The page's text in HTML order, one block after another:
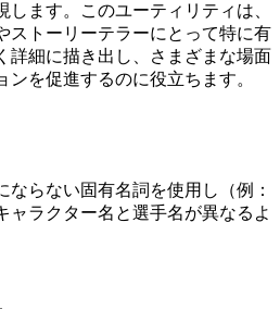
ます。このユーティリティは、
ストーリーテラーにとって特に有
詳細に描き出し、さまざまな場面
を促進するのに役立ちます。
ならない固有名詞を使用し（例：
ャラクター名と選手名が異なるよ